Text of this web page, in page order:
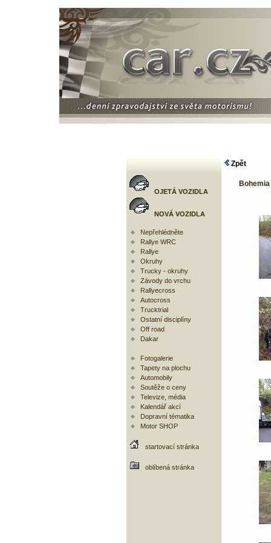
OJETÁ VOZIDLA
NOVÁ VOZIDLA
Nepřehlédněte
Rallye WRC
Rallye
Okruhy
Trucky - okruhy
Závody do vrchu
Rallyecross
Autocross
Trucktrial
Ostatní disciplíny
Off road
Dakar
Fotogalerie
Tapety na plochu
Automobily
Soutěže o ceny
Televize, média
Kalendář akcí
Dopravní tématika
Motor SHOP
startovací stránka
oblíbená stránka
Zpět